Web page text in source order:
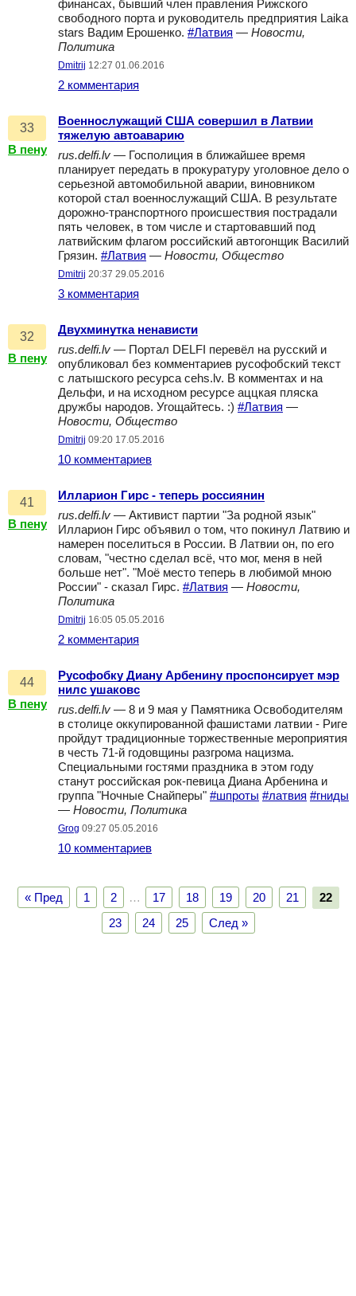
финансах, бывший член правления Рижского
свободного порта и руководитель предприятия Laika
stars Вадим Ерошенко. #Латвия — Новости,
Политика
Dmitrij 12:27 01.06.2016
2 комментария
33
В пену
Военнослужащий США совершил в Латвии
тяжелую автоаварию
rus.delfi.lv — Госполиция в ближайшее время
планирует передать в прокуратуру уголовное дело о
серьезной автомобильной аварии, виновником
которой стал военнослужащий США. В результате
дорожно-транспортного происшествия пострадали
пять человек, в том числе и стартовавший под
латвийским флагом российский автогонщик Василий
Грязин. #Латвия — Новости, Общество
Dmitrij 20:37 29.05.2016
3 комментария
32
В пену
Двухминутка ненависти
rus.delfi.lv — Портал DELFI перевёл на русский и
опубликовал без комментариев русофобский текст
с латышского ресурса cehs.lv. В комментах и на
Дельфи, и на исходном ресурсе аццкая пляска
дружбы народов. Угощайтесь. :) #Латвия —
Новости, Общество
Dmitrij 09:20 17.05.2016
10 комментариев
41
В пену
Илларион Гирс - теперь россиянин
rus.delfi.lv — Активист партии "За родной язык"
Илларион Гирс объявил о том, что покинул Латвию и
намерен поселиться в России. В Латвии он, по его
словам, "честно сделал всё, что мог, меня в ней
больше нет". "Моё место теперь в любимой мною
России" - сказал Гирс. #Латвия — Новости,
Политика
Dmitrij 16:05 05.05.2016
2 комментария
44
В пену
Русофобку Диану Арбенину проспонсирует мэр
нилс ушаковс
rus.delfi.lv — 8 и 9 мая у Памятника Освободителям
в столице оккупированной фашистами латвии - Риге
пройдут традиционные торжественные мероприятия
в честь 71-й годовщины разгрома нацизма.
Специальными гостями праздника в этом году
станут российская рок-певица Диана Арбенина и
группа "Ночные Снайперы" #шпроты #латвия #гниды
— Новости, Политика
Grog 09:27 05.05.2016
10 комментариев
« Пред 1 2 … 17 18 19 20 21
22
23
24 25 След »